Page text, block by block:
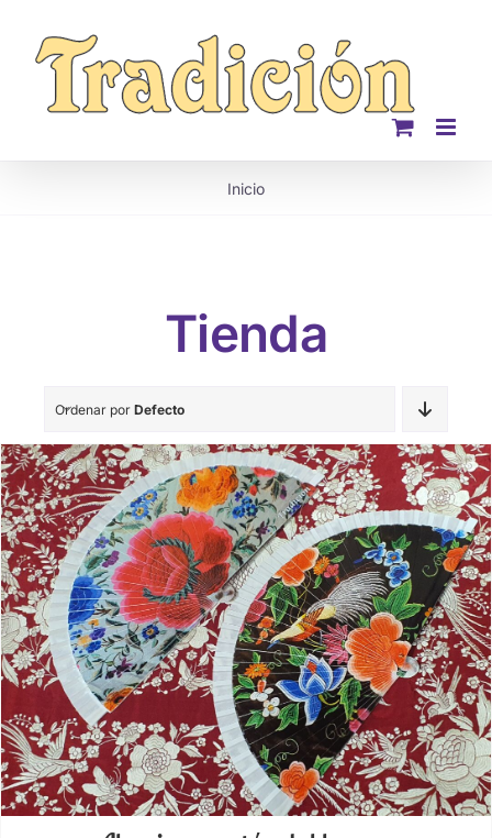
contenido
Inicio
Tienda
Ordenar por Defecto